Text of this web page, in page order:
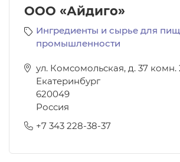
ООО «Айдиго»
Ингредиенты и сырье для
промышленности
ул. Комсомольская, д. 37 комн.
Екатеринбург
620049
Россия
+7 343 228-38-37